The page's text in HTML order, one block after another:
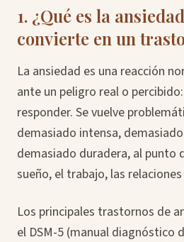
1. ¿Qué es la
convierte en un
La ansiedad es una reacción
ante un peligro real o
responder. Se vuelve
demasiado intensa,
demasiado duradera, al punto
sueño, el trabajo, las
Los principales trastornos de
el DSM-5 (manual diagnóstico